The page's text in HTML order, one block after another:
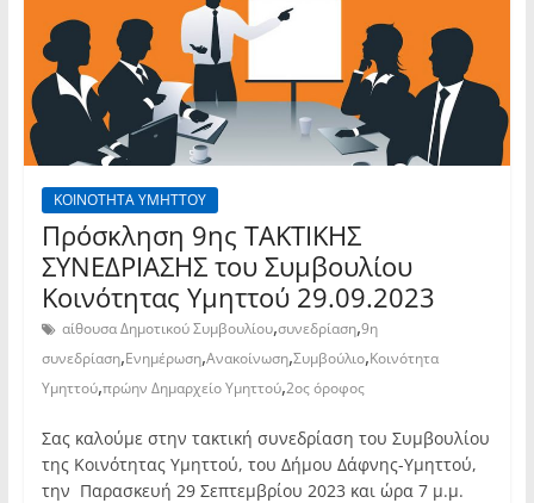
ΚΟΙΝΟΤΗΤΑ ΥΜΗΤΤΟΥ
Πρόσκληση 9ης TAKTIKHΣ
ΣΥΝΕΔΡΙΑΣΗΣ του Συμβουλίου
Κοινότητας Υμηττού 29.09.2023
αίθουσα Δημοτικού Συμβουλίου,συνεδρίαση,9η
συνεδρίαση,Ενημέρωση,Ανακοίνωση,Συμβούλιο,Κοινότητα
Υμηττού,πρώην Δημαρχείο Υμηττού,2ος όροφος
Σας καλούμε στην τακτική συνεδρίαση του Συμβουλίου
της Κοινότητας Υμηττού, του Δήμου Δάφνης-Υμηττού,
την Παρασκευή 29 Σεπτεμβρίου 2023 και ώρα 7 μ.μ.